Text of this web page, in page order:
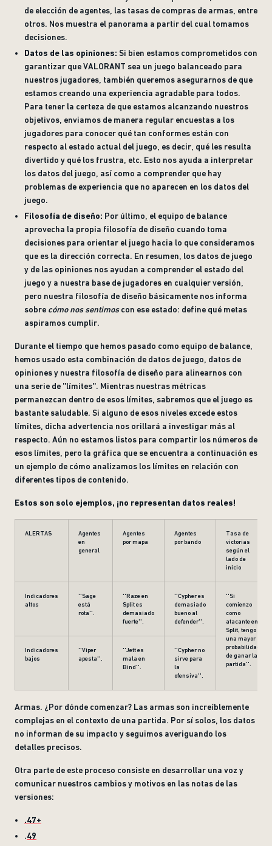
de elección de agentes, las tasas de compras de armas, entre
otros. Nos muestra el panorama a partir del cual tomamos
decisiones.
Datos de las opiniones: Si bien estamos comprometidos con
garantizar que VALORANT sea un juego balanceado para
nuestros jugadores, también queremos asegurarnos de que
estamos creando una experiencia agradable para todos.
Para tener la certeza de que estamos alcanzando nuestros
objetivos, enviamos de manera regular encuestas a los
jugadores para conocer qué tan conformes están con
respecto al estado actual del juego, es decir, qué les resulta
divertido y qué los frustra, etc. Esto nos ayuda a interpretar
los datos del juego, así como a comprender que hay
problemas de experiencia que no aparecen en los datos del
juego.
Filosofía de diseño: Por último, el equipo de balance
aprovecha la propia filosofía de diseño cuando toma
decisiones para orientar el juego hacia lo que consideramos
que es la dirección correcta. En resumen, los datos de juego
y de las opiniones nos ayudan a comprender el estado del
juego y a nuestra base de jugadores en cualquier versión,
pero nuestra filosofía de diseño básicamente nos informa
sobre cómo nos sentimoscon ese estado: define qué metas
aspiramos cumplir.
Durante el tiempo que hemos pasado como equipo de balance,
hemos usado esta combinación de datos de juego, datos de
opiniones y nuestra filosofía de diseño para alinearnos con
una serie de ''límites''. Mientras nuestras métricas
permanezcan dentro de esos límites, sabremos que el juego es
bastante saludable. Si alguno de esos niveles excede estos
límites, dicha advertencia nos orillará a investigar más al
respecto. Aún no estamos listos para compartir los números de
esos límites, pero la gráfica que se encuentra a continuación es
un ejemplo de cómo analizamos los límites en relación con
diferentes tipos de contenido.
Estos son solo ejemplos, ¡no representan datos reales!
ALERTAS
Agentes
en
general
Agentes
por mapa
Agentes
por bando
Tasa de
victorias
según el
lado de
inicio
Indicadores
altos
''Sage
está
rota''.
''Raze en
Split es
demasiado
fuerte''.
''Cypher es
demasiado
bueno al
defender''.
''Si
comienzo
como
atacante en
Split, tengo
una mayor
probabilidad
de ganar la
partida''.
Indicadores
bajos
''Viper
apesta''.
''Jett es
mala en
Bind''.
''Cypher no
sirve para
la
ofensiva''.
Armas. ¿Por dónde comenzar? Las armas son increíblemente
complejas en el contexto de una partida. Por sí solos, los datos
no informan de su impacto y seguimos averiguando los
detalles precisos.
Otra parte de este proceso consiste en desarrollar una voz y
comunicar nuestros cambios y motivos en las notas de las
versiones:
.47+
.49